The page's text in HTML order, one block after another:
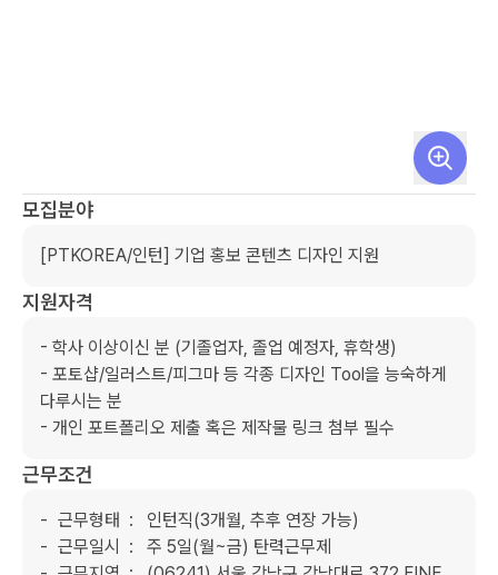
모집분야
[PTKOREA/인턴] 기업 홍보 콘텐츠 디자인 지원
지원자격
- 학사 이상이신 분 (기졸업자, 졸업 예정자, 휴학생)
- 포토샵/일러스트/피그마 등 각종 디자인 Tool을 능숙하게
다루시는 분
- 개인 포트폴리오 제출 혹은 제작물 링크 첨부 필수
근무조건
- 	근무형태	:	인턴직(3개월, 추후 연장 가능)
- 	근무일시	:	주 5일(월~금) 탄력근무제